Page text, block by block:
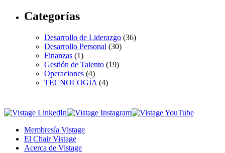
Categorías
Desarrollo de Liderazgo (36)
Desarrollo Personal (30)
Finanzas (1)
Gestión de Talento (19)
Operaciones (4)
TECNOLOGÍA (4)
Membresía Vistage
El Chair Vistage
Acerca de Vistage